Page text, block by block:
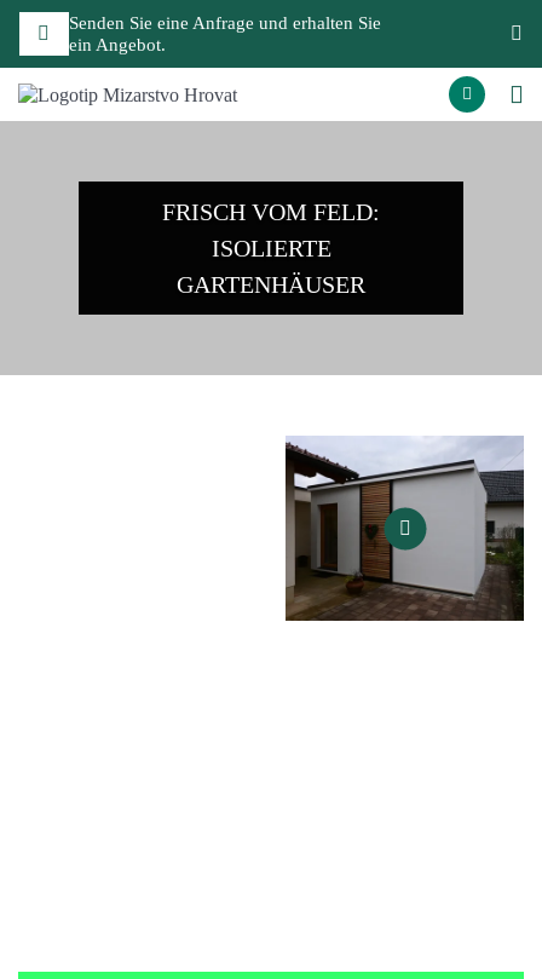
Senden Sie eine Anfrage und erhalten Sie
ein Angebot.
FRISCH VOM FELD:
ISOLIERTE
GARTENHÄUSER